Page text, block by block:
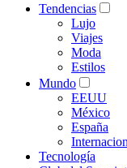
Tendencias
Lujo
Viajes
Moda
Estilos
Mundo
EEUU
México
España
Tecnología